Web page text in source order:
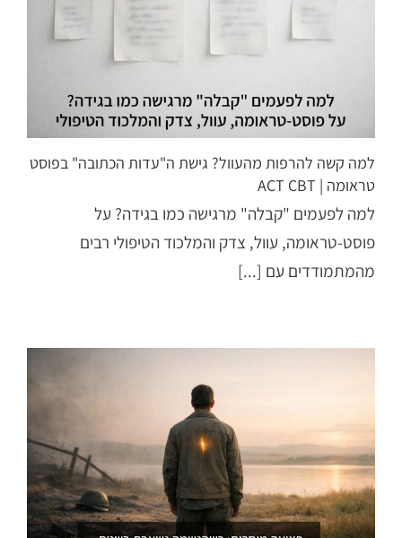
למה קשה להרפות מהעוול? גישת ה"עדות הכתובה" בפוסט
טראומה | ACT CBT
למה לפעמים "קבלה" מרגישה כמו בגידה? על
פוסט-טראומה, עוול, צדק והמלכוד הטיפולי רבים
מהמתמודדים עם [...]